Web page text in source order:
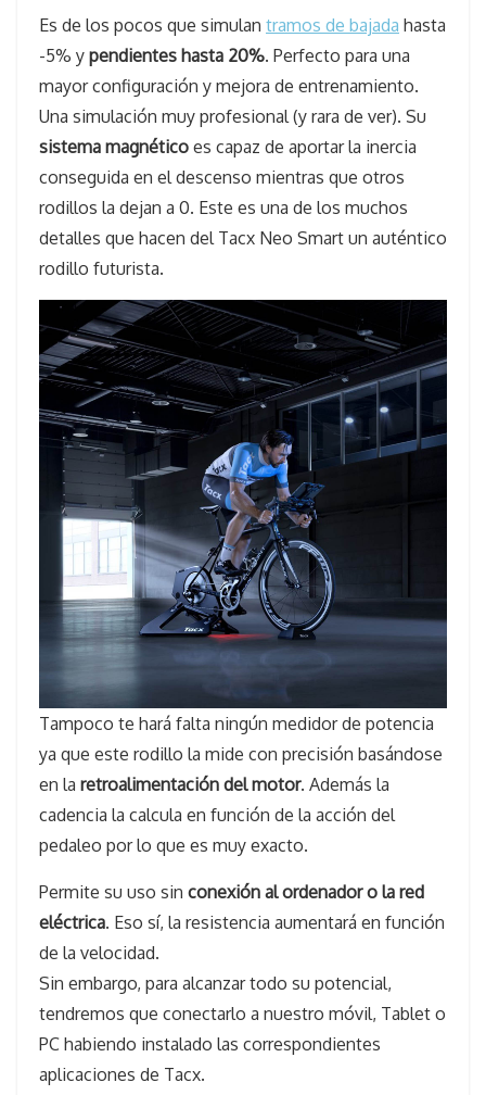
Es de los pocos que simulan tramos de bajada hasta
-5% y pendientes hasta 20%. Perfecto para una
mayor configuración y mejora de entrenamiento.
Una simulación muy profesional (y rara de ver). Su
sistema magnético es capaz de aportar la inercia
conseguida en el descenso mientras que otros
rodillos la dejan a 0. Este es una de los muchos
detalles que hacen del Tacx Neo Smart un auténtico
rodillo futurista.
Tampoco te hará falta ningún medidor de potencia
ya que este rodillo la mide con precisión basándose
en la retroalimentación del motor. Además la
cadencia la calcula en función de la acción del
pedaleo por lo que es muy exacto.
Permite su uso sin conexión al ordenador o la red
eléctrica. Eso sí, la resistencia aumentará en función
de la velocidad.
Sin embargo, para alcanzar todo su potencial,
tendremos que conectarlo a nuestro móvil, Tablet o
PC habiendo instalado las correspondientes
aplicaciones de Tacx.